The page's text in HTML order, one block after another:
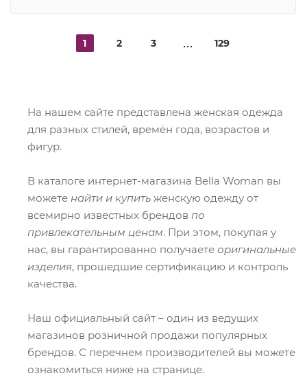
1 2 3 129
На нашем сайте представлена женская одежда
для разных стилей, времён года, возрастов и
фигур.
В каталоге интернет-магазина Bella Woman вы
можете найти и купить женскую одежду от
всемирно известных брендов по
привлекательным ценам. При этом, покупая у
нас, вы гарантированно получаете оригинальные
изделия, прошедшие сертификацию и контроль
качества.
Наш официальный сайт – один из ведущих
магазинов розничной продажи популярных
брендов. С перечнем производителей вы можете
ознакомиться ниже на странице.